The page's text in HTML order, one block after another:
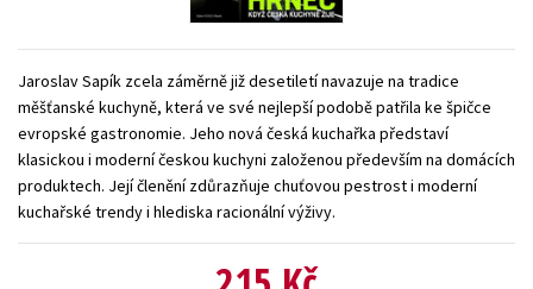
Všechny tituly
Jaroslav Sapík zcela záměrně již desetiletí navazuje na tradice
měšťanské kuchyně, která ve své nejlepší podobě patřila ke špičce
evropské gastronomie. Jeho nová česká kuchařka představí
klasickou i moderní českou kuchyni založenou především na domácích
produktech. Její členění zdůrazňuje chuťovou pestrost i moderní
kuchařské trendy i hlediska racionální výživy.